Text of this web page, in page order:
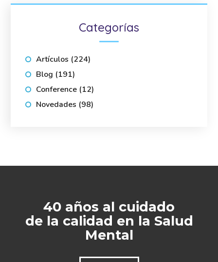
Categorías
Artículos (224)
Blog (191)
Conference (12)
Novedades (98)
40 años al cuidado
de la calidad en la Salud
Mental